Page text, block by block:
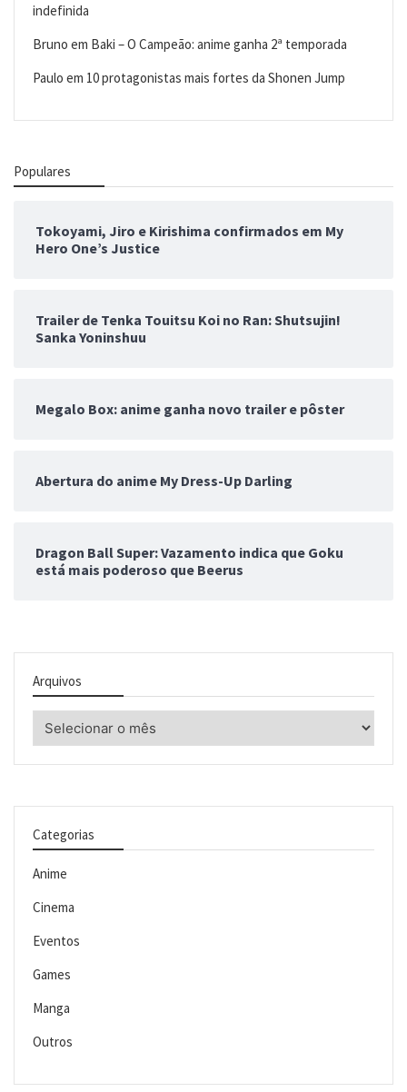
indefinida
Bruno em Baki – O Campeão: anime ganha 2ª temporada
Paulo em 10 protagonistas mais fortes da Shonen Jump
Populares
Tokoyami, Jiro e Kirishima confirmados em My
Hero One’s Justice
Trailer de Tenka Touitsu Koi no Ran: Shutsujin!
Sanka Yoninshuu
Megalo Box: anime ganha novo trailer e pôster
Abertura do anime My Dress-Up Darling
Dragon Ball Super: Vazamento indica que Goku
está mais poderoso que Beerus
Arquivos
Categorias
Anime
Cinema
Eventos
Games
Manga
Outros